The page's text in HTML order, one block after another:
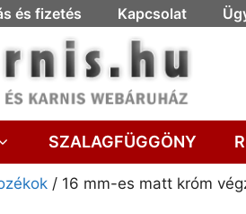
és fizetés Kapcsolat
SZALAGFÜGGÖNY
/ 16 mm-es matt króm